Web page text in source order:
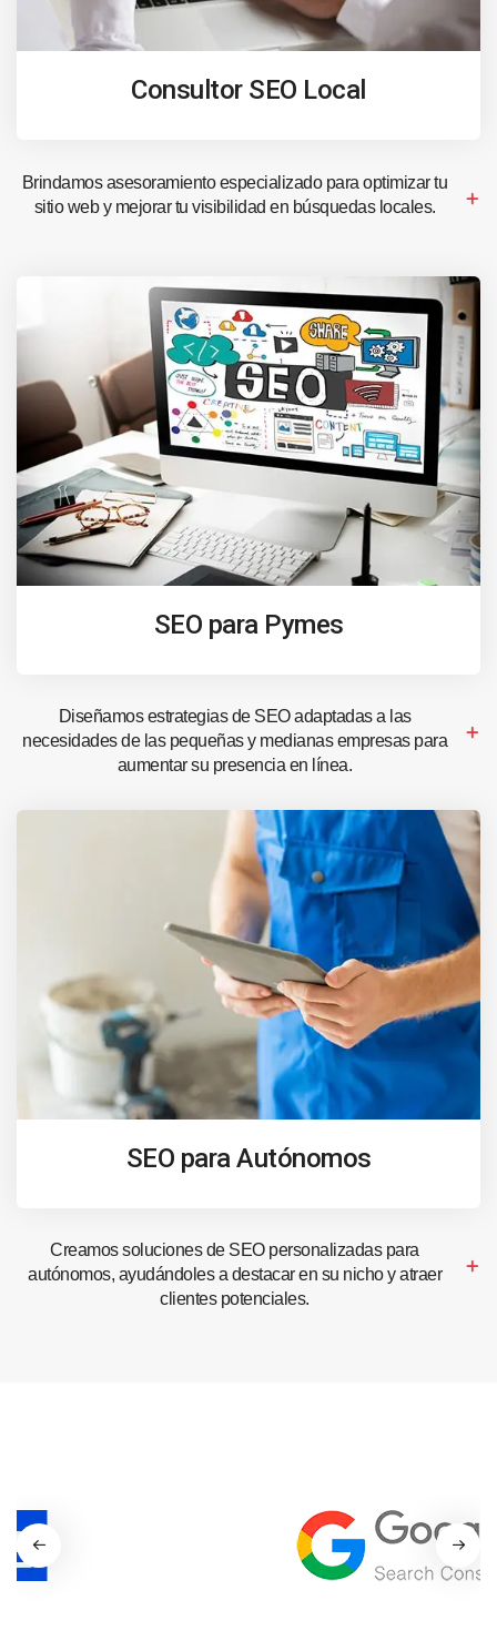
Consultor SEO Local
Brindamos asesoramiento especializado para optimizar tu
sitio web y mejorar tu visibilidad en búsquedas locales.
SEO para Pymes
Diseñamos estrategias de SEO adaptadas a las
necesidades de las pequeñas y medianas empresas para
aumentar su presencia en línea.
SEO para Autónomos
Creamos soluciones de SEO personalizadas para
autónomos, ayudándoles a destacar en su nicho y atraer
clientes potenciales.